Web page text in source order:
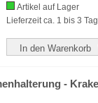
Artikel auf Lager
Lieferzeit ca. 1 bis 3
In den Warenkorb
-